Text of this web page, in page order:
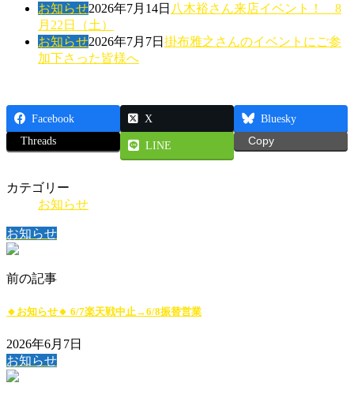
お知らせ2026年7月14日 八木裕さん来店イベント！ 8
月22日（土）
お知らせ2026年7月7日 掛布雅之さんのイベントにご参
加下さった皆様へ
Facebook X
Bluesky
Threads
LINE Copy
カテゴリー
お知らせ
お知らせ
前の記事
🔸お知らせ🔸 6/7楽天戦中止→6/8振替営業
2026年6月7日
お知らせ